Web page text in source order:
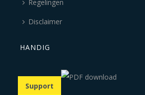
Regelingen
Disclaimer
HANDIG
Support